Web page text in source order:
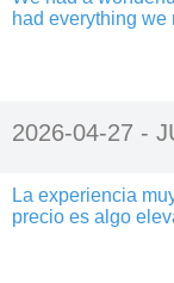
had everything
2026-04-27 -
La experiencia
precio es algo